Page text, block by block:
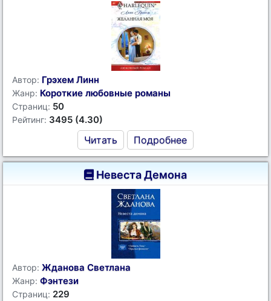
Автор: Грэхем Линн
Жанр: Короткие любовные романы
Страниц: 50
Рейтинг: 3495 (4.30)
Читать Подробнее
Невеста Демона
Автор: Жданова Светлана
Жанр: Фэнтези
Страниц: 229